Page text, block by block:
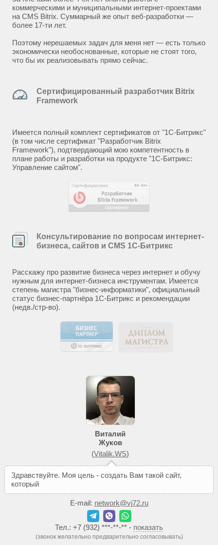
коммерческими и муниципальными интернет-проектами
на CMS Bitrix. Суммарный же опыт веб-разработки —
более 17-ти лет.
Поэтому нерешаемых задач для меня нет — есть только
экономически необоснованные, которые не стоят того,
что бы их реализовывать прямо сейчас.
Сертифицированный разработчик Bitrix
Framework
Имеется полный комплект сертификатов от "1С-Битрикс"
(в том числе сертификат "Разработчик Bitrix
Framework"), подтвердающий мою компетентность в
плане работы и разработки на продукте "1С-Битрикс:
Управление сайтом".
Консультирование по вопросам интернет-
бизнеса, сайтов и CMS 1С-Битрикс
Расскажу про развитие бизнеса через интернет и обучу
нужным для интернет-бизнеса инструментам. Имеется
степень магистра "бизнес-информатики", официальный
статус бизнес-партнёра 1С-Битрикс и рекомендации
(недв./стр-во).
Виталий
Жуков
(Vitalik.WS)
Здравствуйте. Моя цель - создать Вам такой сайт,
который
E-mail: network@vj72.ru
Тел.: +7 (932) ***-**-** - показать
(звонок желательно предварительно согласовывать)